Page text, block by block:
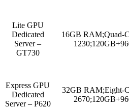
Lite GPU
Dedicated
Server –
GT730
16GB RAM;Quad-
Express GPU
Dedicated
Server – P620
32GB RAM;Eight-